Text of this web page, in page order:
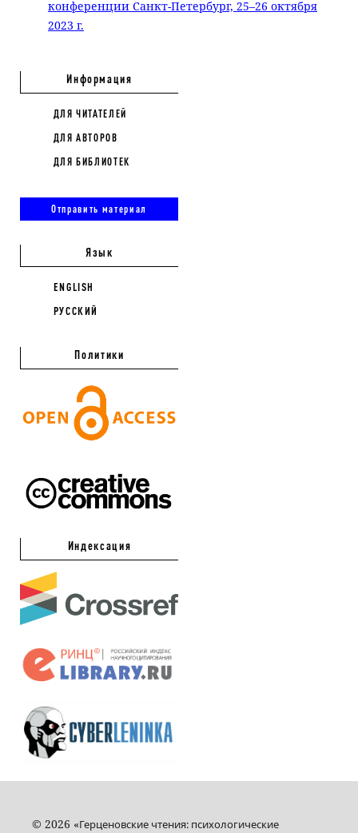
конференции Санкт-Петербург, 25–26 октября
2023 г.
Информация
ДЛЯ ЧИТАТЕЛЕЙ
ДЛЯ АВТОРОВ
ДЛЯ БИБЛИОТЕК
Отправить материал
Язык
ENGLISH
РУССКИЙ
Политики
Индексация
© 2026 «Герценовские чтения: психологические